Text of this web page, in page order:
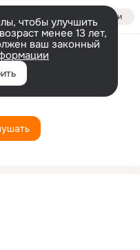
Войти
чтобы улучшить
менее 13 лет,
ваш законный